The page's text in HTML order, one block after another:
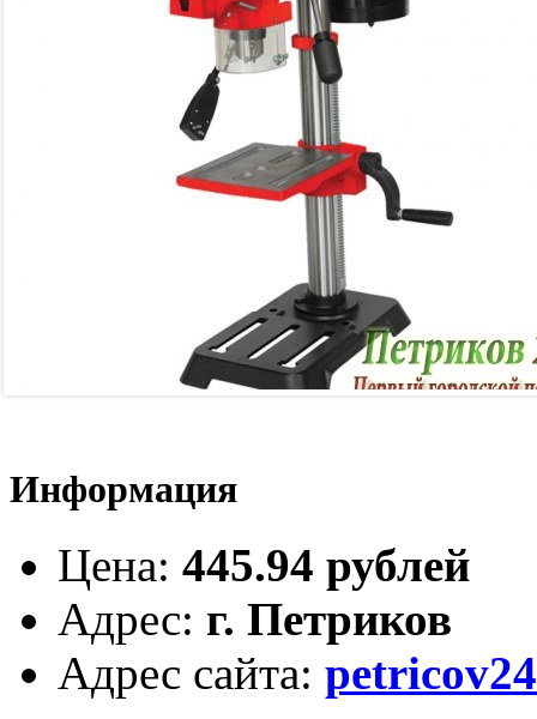
Информация
Цена: 445.94 рублей
Адрес: г. Петриков
Адрес сайта: